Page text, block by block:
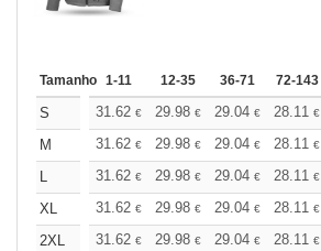
Tamanho 1-11 12-35 36-71 72-143
S 31.62 € 29.98 € 29.04 € 28.11 €
M
31.62 € 29.98 € 29.04 € 28.11 €
L
31.62 € 29.98 € 29.04 € 28.11 €
XL
31.62 € 29.98 € 29.04 € 28.11 €
2XL
31.62 € 29.98 € 29.04 € 28.11 €